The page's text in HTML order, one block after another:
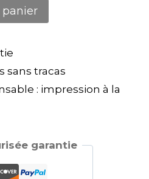
sans tracas
: impression à la
garantie